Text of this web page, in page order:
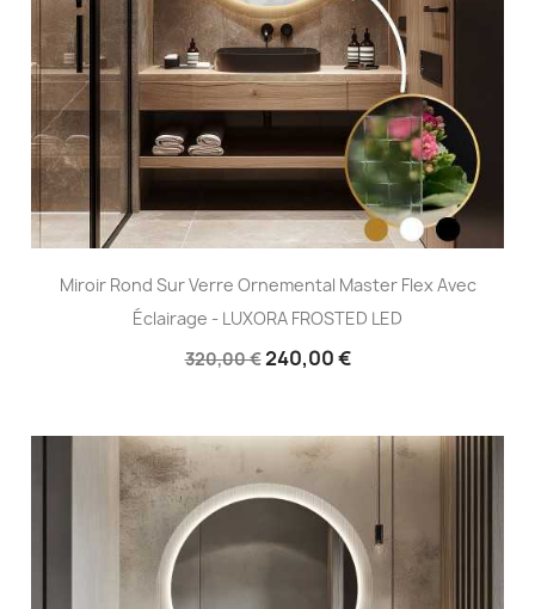
Miroir Rond Sur Verre Ornemental Master Flex Avec
Éclairage - LUXORA FROSTED LED
320,00 €240,00 €